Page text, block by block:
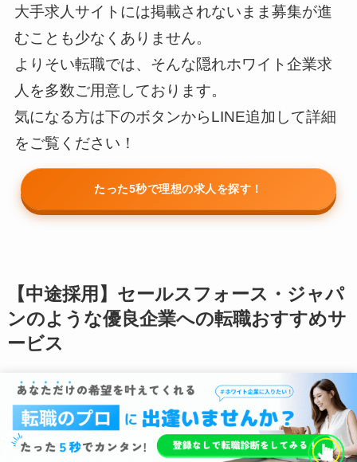
大手求人サイトには掲載されないまま募集が進
むことも少なくありません。
よりそい転職では、そんな隠れホワイト企業求
人を多数ご用意しております。
気になる方は下のボタンからLINE追加して詳細
をご覧ください！
たった5秒で理想の求人を探す！
【中途採用】セールスフォース・ジャパ
ンのような優良企業への転職おすすめサ
ービス
セールスフォース・ジャパンのような高年収・
好待遇の外資系IT企業への転職を目指すなら、
専門の転職エージェントの活用がおすすめで